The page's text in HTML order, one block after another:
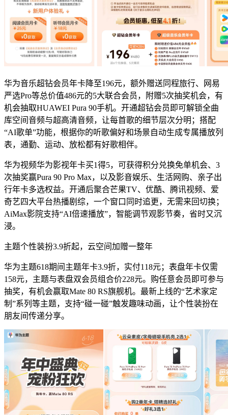
华为音乐超钻会员年卡降至196元，额外赠送同程旅行、网易
严选Pro等总价值486元的5大联合会员，附赠5次抽奖机会，有
机会抽取HUAWEI Pura 90手机。开通超钻会员即可解锁全曲
库空间音频与超高清音频，让每首歌的细节层次分明；搭配
“AI歌单”功能，根据你的听歌偏好和场景自动生成专属播放列
表，通勤、运动、放松都有好歌相伴。
华为视频华为影视年卡买1得5，可获得积分兑换免单机会、3
次抽奖赢Pura 90 Pro Max，以及影音娱乐、生活网购、亲子出
行年卡多选权益。开通后聚合芒果TV、优酷、腾讯视频、爱
奇艺四大平台热播剧综，一个窗口同时追更，无需来回切换；
AiMax影院支持“AI倍速播放”，智能调节观影节奏，省时又沉
浸。
主题个性装扮3.9折起，云空间加赠一整年
华为主题618期间主题年卡3.9折，实付118元；表盘年卡仅需
158元，主题与表盘双会员组合价228元。购任意会员即可参与
抽奖，有机会赢取Mate 80 RS旗舰机。最新上线的“艺术家定
制”系列等主题，支持“碰一碰”触发趣味动画，让个性装扮在
朋友间传递分享。